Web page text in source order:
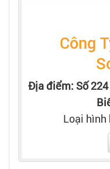
Tạo hồ sơ
Cẩm nang việc làm
Bạn cần tuyển người
Công
Địa điểm: Số
Loại hình